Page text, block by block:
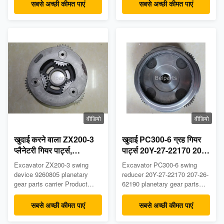
सबसे अच्छी कीमत पाएं
China(mainland) Model: EX60
PayPal& Trade Assurance
Delivery time: Within 2 days
after receiving the payment ...
सबसे अच्छी कीमत पाएं
वीडियो
खुदाई करने वाला ZX200-3
प्लैनेटरी गियर पार्ट्स,
9260805 प्लैनेट कैरियर गियर
Excavator ZX200-3 swing
device 9260805 planetary
gear parts carrier Product
Description Product name:
planetary carrier assy Place
of Origin: China(mainland)
सबसे अच्छी कीमत पाएं
वीडियो
खुदाई PC300-6 ग्रह गियर
पार्ट्स 20Y-27-22170 207-
26-62190
Excavator PC300-6 swing
reducer 20Y-27-22170 207-26-
62190 planetary gear parts
Product Description Product
name: planetary carrier assy
Place of Origin:
सबसे अच्छी कीमत पाएं